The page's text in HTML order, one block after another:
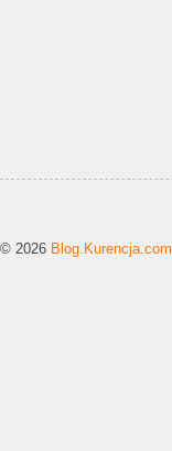
© 2026 Blog.Kurencja.com